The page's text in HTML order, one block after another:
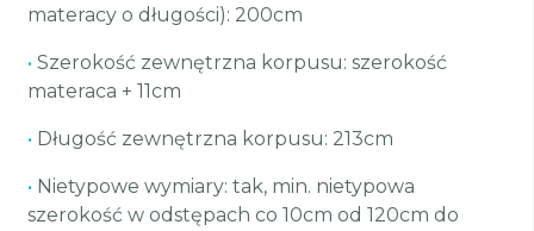
materacy o długości): 200cm
• Szerokość zewnętrzna korpusu: szerokość
materaca + 11cm
• Długość zewnętrzna korpusu: 213cm
• Nietypowe wymiary: tak, min. nietypowa
szerokość w odstępach co 10cm od 120cm do